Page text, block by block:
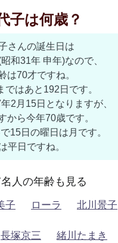
子は何歳？
さんの誕生日は
和31年 申年)なので、
は70才ですね。
ではあと192日です。
2月15日となりますが、
から今年70歳です。
15日の曜日は月です。
平日ですね。
人の年齢も見る
子 ローラ 北川景子
長塚京三 緒川たまき